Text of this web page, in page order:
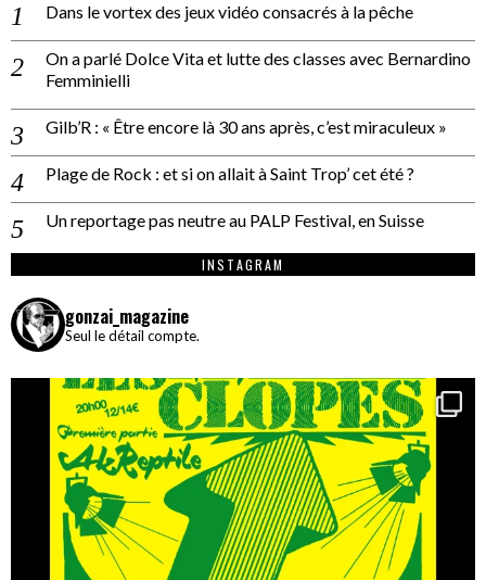
Dans le vortex des jeux vidéo consacrés à la pêche
On a parlé Dolce Vita et lutte des classes avec Bernardino
Femminielli
Gilb’R : « Être encore là 30 ans après, c’est miraculeux »
Plage de Rock : et si on allait à Saint Trop’ cet été ?
Un reportage pas neutre au PALP Festival, en Suisse
INSTAGRAM
gonzai_magazine
Seul le détail compte.